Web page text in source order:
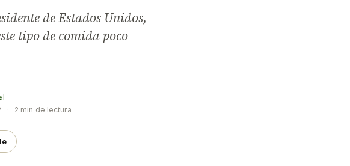
de Estados Unidos,
tipo de comida poco
· 2 min de lectura